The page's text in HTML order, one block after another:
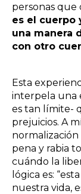
personas que
es el cuerpo
una manera
con otro
Esta
interpela una
es tan límite-
prejuicios. A
pena y rabia
cuándo la
lógica es:
nuestra vida,